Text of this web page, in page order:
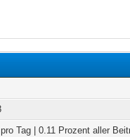
Tag | 0.11 Prozent aller